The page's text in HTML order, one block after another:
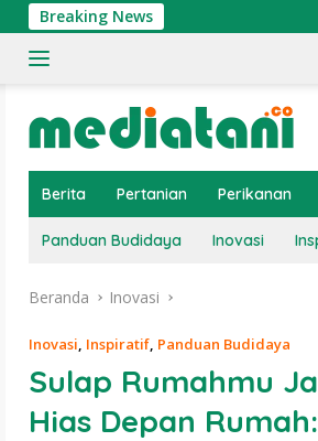
Breaking News
Berita Pertanian Perikanan
Panduan Budidaya Inovasi
Beranda Inovasi
Inovasi, Inspiratif, Panduan Budidaya
Sulap Rumahmu
Hias Depan